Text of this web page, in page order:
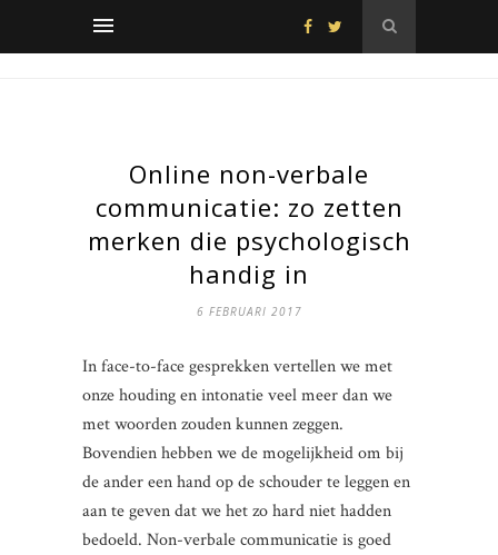
Online non-verbale
communicatie: zo zetten
merken die psychologisch
handig in
6 FEBRUARI 2017
In face-to-face gesprekken vertellen we met
onze houding en intonatie veel meer dan we
met woorden zouden kunnen zeggen.
Bovendien hebben we de mogelijkheid om bij
de ander een hand op de schouder te leggen en
aan te geven dat we het zo hard niet hadden
bedoeld. Non-verbale communicatie is goed